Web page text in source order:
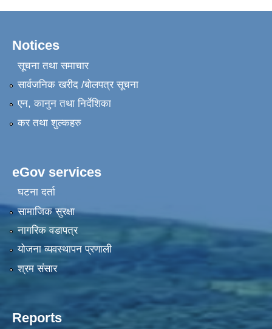
Notices
सूचना तथा समाचार
सार्वजनिक खरीद /बोलपत्र सूचना
एन, कानुन तथा निर्देशिका
कर तथा शुल्कहरु
eGov services
घटना दर्ता
सामाजिक सुरक्षा
नागरिक वडापत्र
योजना व्यवस्थापन प्रणाली
श्रम संसार
Reports